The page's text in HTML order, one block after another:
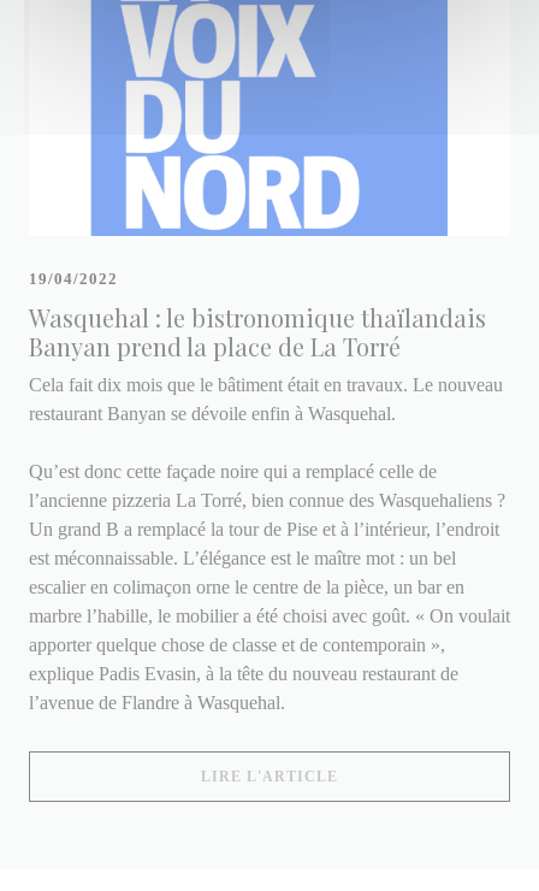
Wasquehal : le bistronomique thaïlandais
Banyan prend la place de La Torré
19/04/2022
Cela fait dix mois que le bâtiment était en travaux. Le nouveau
restaurant Banyan se dévoile enfin à Wasquehal.
Qu’est donc cette façade noire qui a remplacé celle de
l’ancienne pizzeria La Torré, bien connue des Wasquehaliens ?
Un grand B a remplacé la tour de Pise et à l’intérieur, l’endroit
est méconnaissable. L’élégance est le maître mot : un bel
escalier en colimaçon orne le centre de la pièce, un bar en
marbre l’habille, le mobilier a été choisi avec goût. « On voulait
apporter quelque chose de classe et de contemporain »,
explique Padis Evasin, à la tête du nouveau restaurant de
l’avenue de Flandre à Wasquehal.
LIRE L'ARTICLE